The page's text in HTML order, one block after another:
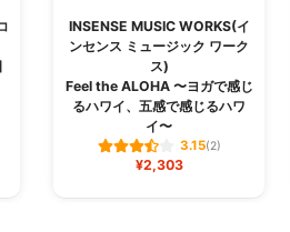
INSENSE MUSIC WORKS(イ
ンセンス ミュージック ワーク
ス)
Feel the ALOHA 〜ヨガで感じ
るハワイ、五感で感じるハワ
イ〜
3.15(2)
¥2,303